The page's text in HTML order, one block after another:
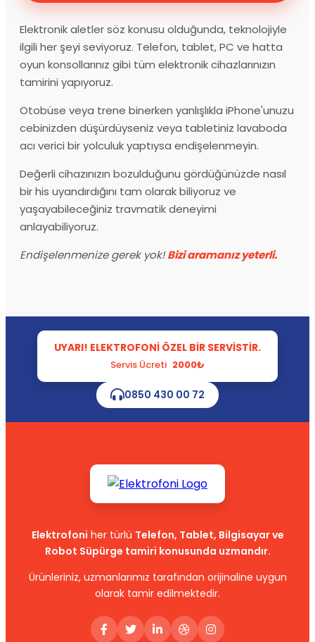
Elektronik aletler söz konusu olduğunda, teknolojiyle
ilgili her şeyi seviyoruz. Telefon, tablet, PC ve hatta
oyun konsollarınız gibi tüm elektronik cihazlarınızın
tamirini yapıyoruz.
Otobüse veya trene binerken yanlışlıkla iPhone'unuzu
cebinizden düşürdüyseniz veya tabletiniz lavaboda
acı verici bir yolculuk yaptıysa endişelenmeyin.
Değerli cihazınızın bozulduğunu gördüğünüzde nasıl
bir his uyandırdığını tam olarak biliyoruz ve
yaşayabileceğiniz travmatik deneyimi
anlayabiliyoruz.
Endişelenmenize gerek yok!Bizi aramanız yeterli.
UYARI! ELEKTROFONI ÖZEL BIR SERVISTIR.
Servis Ücreti 2000₺
0850 430 00 72
Elektrofoni her türlü Telefon, Tablet, Bilgisayar ve
Robot Süpürge tamiri konusunda uzmandır.
Ürünleriniz, uzmanlarımız tarafından orijinaline uygun
olarak tamir edilmektedir.